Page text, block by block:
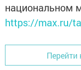
национальном
https://max.ru/
Перейти